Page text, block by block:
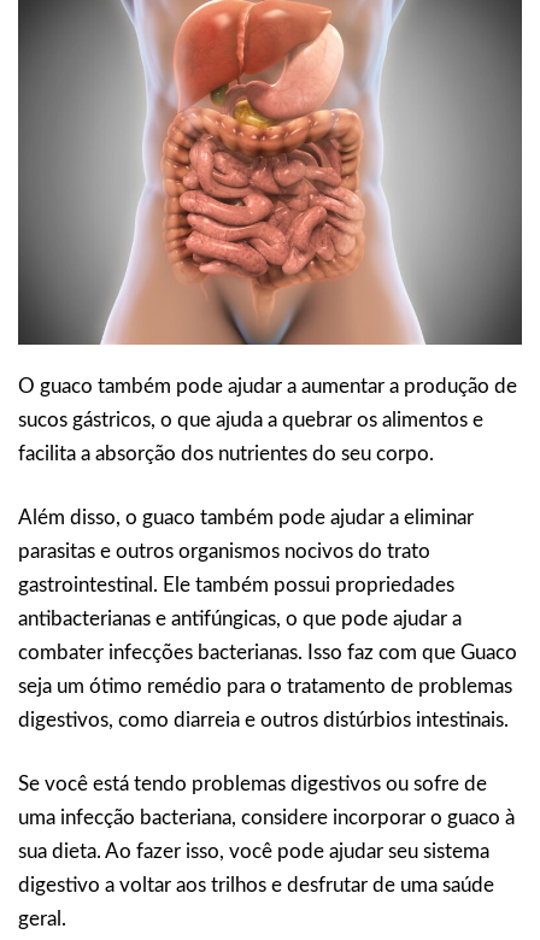
O guaco também pode ajudar a aumentar a produção de
sucos gástricos, o que ajuda a quebrar os alimentos e
facilita a absorção dos nutrientes do seu corpo.
Além disso, o guaco também pode ajudar a eliminar
parasitas e outros organismos nocivos do trato
gastrointestinal. Ele também possui propriedades
antibacterianas e antifúngicas, o que pode ajudar a
combater infecções bacterianas. Isso faz com que Guaco
seja um ótimo remédio para o tratamento de problemas
digestivos, como diarreia e outros distúrbios intestinais.
Se você está tendo problemas digestivos ou sofre de
uma infecção bacteriana, considere incorporar o guaco à
sua dieta. Ao fazer isso, você pode ajudar seu sistema
digestivo a voltar aos trilhos e desfrutar de uma saúde
geral.